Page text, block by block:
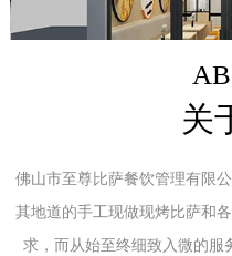
关
佛山市至尊比萨餐饮管理有限
其地道的手工现做现烤比萨和
求，而从始至终细致入微的